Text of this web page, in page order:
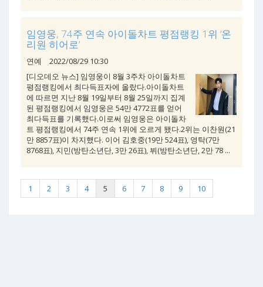
임영웅, 74주 연속 아이돌차트 평점랭킹 1위 ‘온
리원 히어로’
연예
2022/08/29 10:30
[디오데오 뉴스] 임영웅이 8월 3주차 아이돌차트
평점랭킹에서 최다득표자에 올랐다.아이돌차트
에 따르면 지난 8월 19일부터 8월 25일까지 집계
된 평점랭킹에서 임영웅은 54만 4772표를 얻어
최다득표를 기록했다.이로써 임영웅은 아이돌차
트 평점랭킹에서 74주 연속 1위에 오르게 됐다.2위는 이찬원(21
만 8857표)이 차지했다. 이어 김호중(19만 524표), 영탁(7만
8768표), 지민(방탄소년단, 3만 26표), 뷔(방탄소년단, 2만 78 ...
1 2 3 4 5 6 7 8 9 10